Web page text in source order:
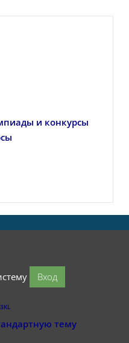
и конкурсы
Вход
тему